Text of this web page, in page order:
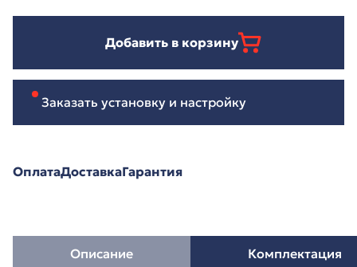
Добавить в корзину
Заказать установку и настройку
ОплатаДоставкаГарантия
Описание Комплектация